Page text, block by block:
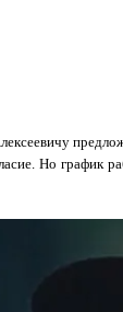
Но график